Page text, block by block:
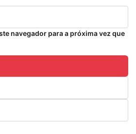
navegador para a próxima vez que